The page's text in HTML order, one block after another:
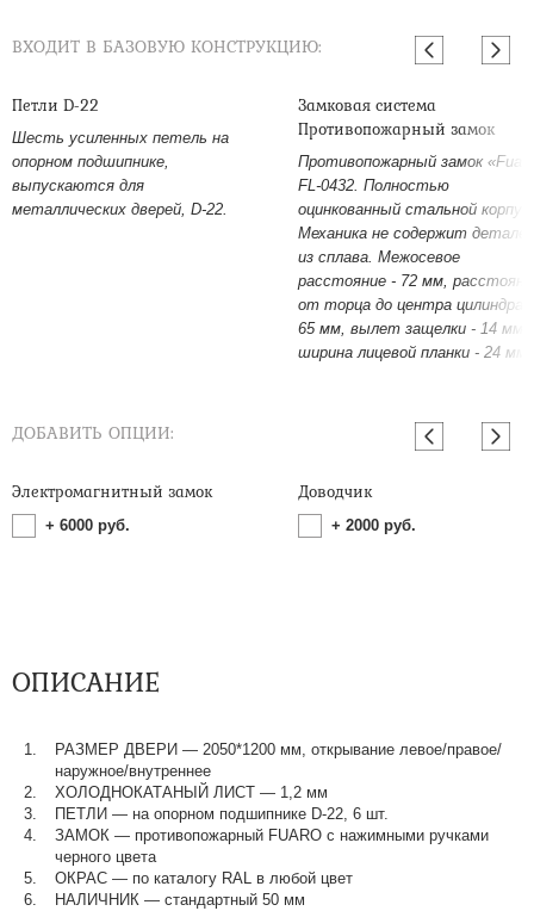
ВХОДИТ В БАЗОВУЮ КОНСТРУКЦИЮ:
Петли D-22
Шесть усиленных петель на
опорном подшипнике,
выпускаются для
металлических дверей, D-22.
Замковая система
Противопожарный замок
Противопожарный замок
FL-0432. Полностью
оцинкованный стальной корпус.
Механика не содержит деталей
из сплава. Межосевое
расстояние - 72 мм,
от торца до центра цилиндра -
65 мм, вылет защелки - 14 мм,
ширина лицевой планки - 24 мм.
ДОБАВИТЬ ОПЦИИ:
Электромагнитный замок
+ 6000 руб.
Доводчик
+ 2000 руб.
ОПИСАНИЕ
РАЗМЕР ДВЕРИ — 2050*1200 мм, открывание левое/правое/
наружное/внутреннее
ХОЛОДНОКАТАНЫЙ ЛИСТ — 1,2 мм
ПЕТЛИ — на опорном подшипнике D-22, 6 шт.
ЗАМОК — противопожарный FUARO с нажимными ручками
черного цвета
ОКРАС — по каталогу RAL в любой цвет​​​​​​​
НАЛИЧНИК — стандартный 50 мм